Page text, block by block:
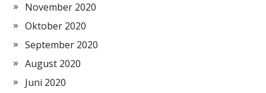
November 2020
Oktober 2020
September 2020
August 2020
Juni 2020